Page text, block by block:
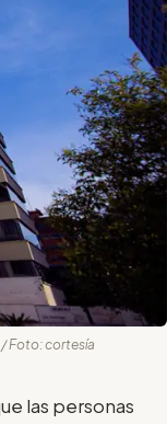
Foto: cortesía
las personas